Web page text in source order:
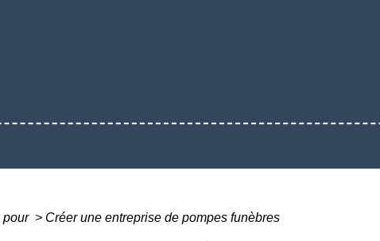
pour > Créer une entreprise de pompes funèbres